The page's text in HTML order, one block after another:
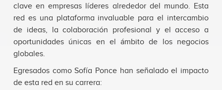
clave en empresas líderes alrededor del mundo. Esta
red es una plataforma invaluable para el intercambio
de ideas, la colaboración profesional y el acceso a
oportunidades únicas en el ámbito de los negocios
globales.
Egresados como Sofía Ponce han señalado el impacto
de esta red en su carrera: